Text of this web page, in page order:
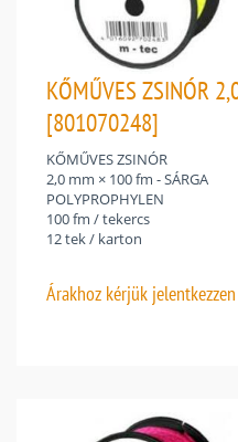
KŐMŰVES ZSINÓR
[801070248]
KŐMŰVES ZSINÓR
2,0 mm × 100 fm - SÁRGA
POLYPROPHYLEN
100 fm / tekercs
12 tek / karton
Árakhoz kérjük